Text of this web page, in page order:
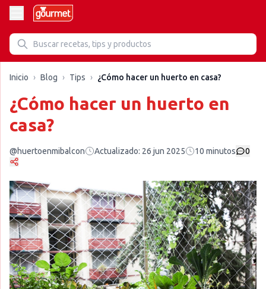
Inicio › Blog › Tips › ¿Cómo hacer un huerto en casa?
¿Cómo hacer un huerto en
casa?
@huertoenmibalcon Actualizado: 26 jun 2025 10 minutos 0